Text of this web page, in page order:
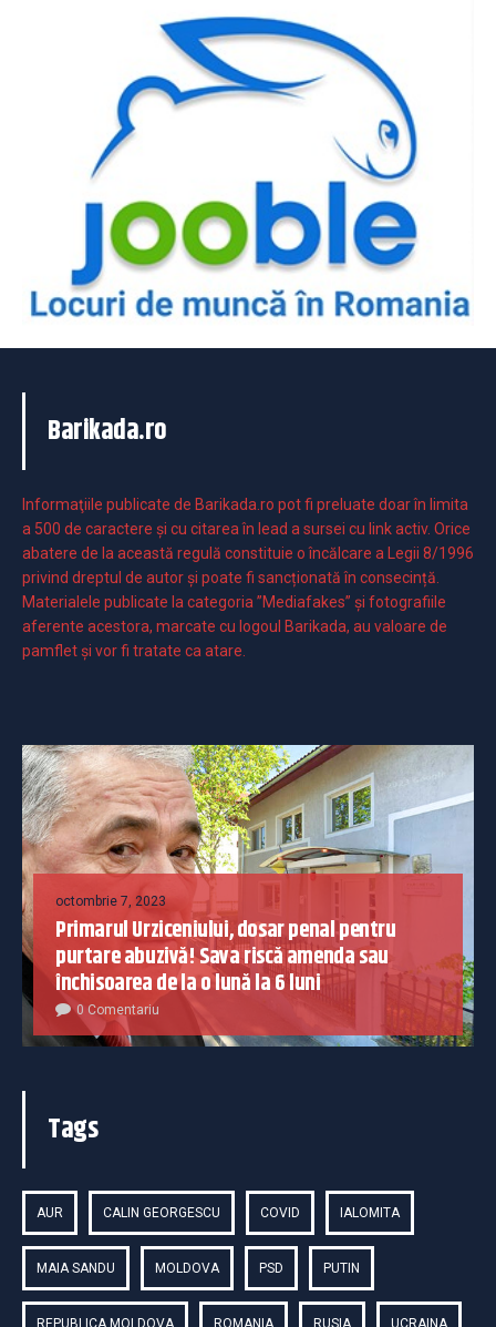
Barikada.ro
Informaţiile publicate de Barikada.ro pot fi preluate doar în limita
a 500 de caractere şi cu citarea în lead a sursei cu link activ. Orice
abatere de la această regulă constituie o încălcare a Legii 8/1996
privind dreptul de autor și poate fi sancționată în consecință.
Materialele publicate la categoria ”Mediafakes” și fotografiile
aferente acestora, marcate cu logoul Barikada, au valoare de
pamflet și vor fi tratate ca atare.
octombrie 7, 2023
Primarul Urziceniului, dosar penal pentru
purtare abuzivă! Sava riscă amenda sau
închisoarea de la o lună la 6 luni
0 Comentariu
Tags
AUR CALIN GEORGESCU COVID IALOMITA
MAIA SANDU MOLDOVA PSD PUTIN
REPUBLICA MOLDOVA ROMANIA RUSIA UCRAINA